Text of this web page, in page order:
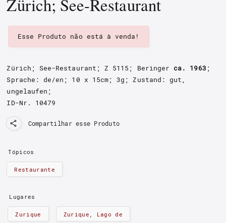
Zürich; See-Restaurant
Esse Produto não está à venda!
Zürich; See-Restaurant ; Z 5115 ; Beringer ca. 1963 ;
Sprache: de/en; 10 x 15cm; 3g;Zustand: gut,
ungelaufen ;
ID-Nr. 10479
Compartilhar esse Produto
Tópicos
Restaurante
Lugares
Zurique Zurique, Lago de